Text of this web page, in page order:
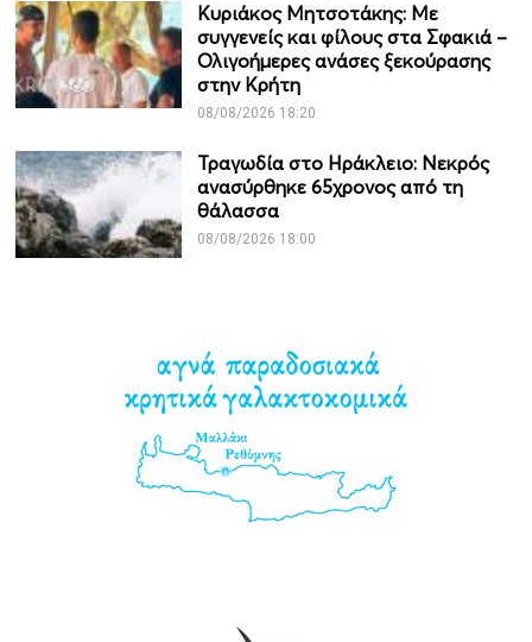
Κυριάκος Μητσοτάκης: Με
συγγενείς και φίλους στα Σφακιά –
Ολιγοήμερες ανάσες ξεκούρασης
στην Κρήτη
08/08/2026 18:20
Τραγωδία στο Ηράκλειο: Νεκρός
ανασύρθηκε 65χρονος από τη
θάλασσα
08/08/2026 18:00